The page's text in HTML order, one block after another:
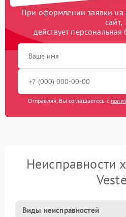
При оформлении заявки на
сайт,
действует
Отправляя, Вы соглашаетесь с
Неисправности
Виды неисправностей